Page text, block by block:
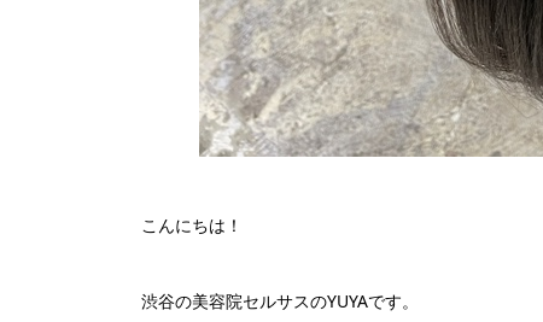
こんにちは！
渋谷の美容院セルサスのYUYAです。